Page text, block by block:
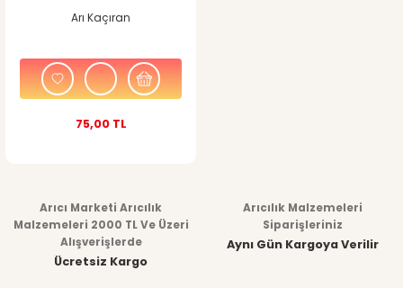
Arı Kaçıran
75,00 TL
Arıcı Marketi Arıcılık
Malzemeleri 2000 TL Ve Üzeri
Alışverişlerde
Ücretsiz Kargo
Arıcılık Malzemeleri
Siparişleriniz
Aynı Gün Kargoya Verilir